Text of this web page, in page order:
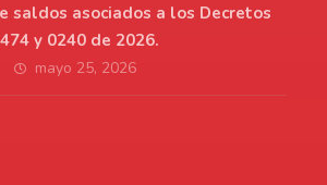
saldos asociados a los Decretos
y 0240 de 2026.
mayo 25, 2026